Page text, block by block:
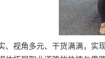
视角多元、干货满满，实现